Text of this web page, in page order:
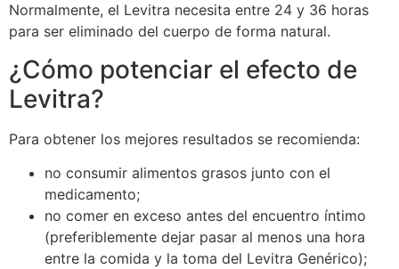
Normalmente, el Levitra necesita entre 24 y 36 horas
para ser eliminado del cuerpo de forma natural.
¿Cómo potenciar el efecto de
Levitra?
Para obtener los mejores resultados se recomienda:
no consumir alimentos grasos junto con el
medicamento;
no comer en exceso antes del encuentro íntimo
(preferiblemente dejar pasar al menos una hora
entre la comida y la toma del Levitra Genérico);